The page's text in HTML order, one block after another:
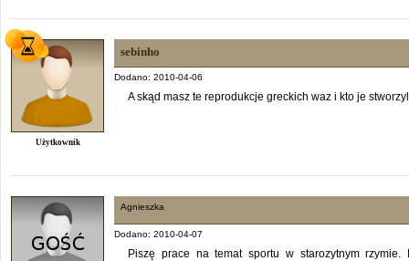
Użytkownik
sebinho
Dodano: 2010-04-06
A skąd masz te reprodukcje greckich waz i kto je
Agnieszka
Dodano: 2010-04-07
Piszę prace na temat sportu w starozytnym rzymie.